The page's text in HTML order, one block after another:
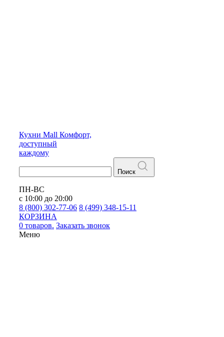
Кухни Mall Комфорт,
доступный
каждому
Поиск
ПН-ВС
с 10:00 до 20:00
8 (800) 302-77-06 8 (499) 348-15-11
КОРЗИНА
0 товаров. Заказать звонок
Меню